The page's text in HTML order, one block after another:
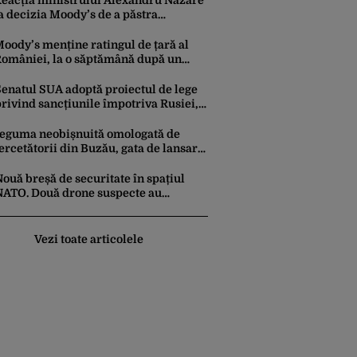
decizia Moody’s de a păstra
un răgaz, dar în niciun caz un
de relaxare”
menține ratingul de țară al
la o săptămână după un
guvern cu puteri depline,
vulnerabilitate din raport
SUA adoptă proiectul de lege
sancțiunile împotriva Rusiei,
neobișnuită omologată de
din Buzău, gata de lansare
provine soiul
breșă de securitate în spațiul
Două drone suspecte au
Vezi toate articolele